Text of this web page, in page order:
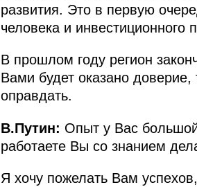
развития. Это в первую
человека и инвестиционного
В прошлом году регион
Вами будет оказано
оправдать.
В.Путин: Опыт у Вас
работаете Вы со знанием
Я хочу пожелать Вам